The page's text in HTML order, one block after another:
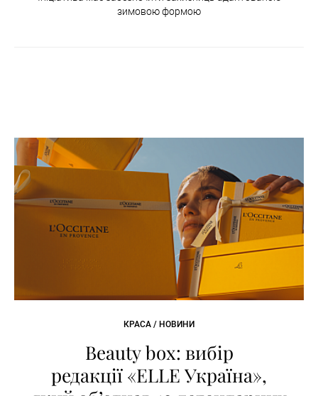
зимовою формою
КРАСА / НОВИНИ
Beauty box: вибір
редакції «ELLE Україна»,